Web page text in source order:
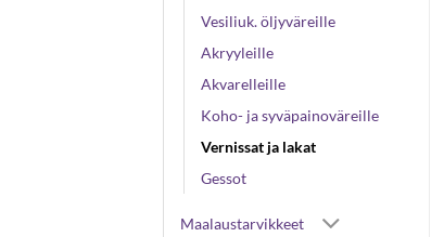
Vesiliuk. öljyväreille
Akryyleille
Akvarelleille
Koho- ja syväpainoväreille
Vernissat ja lakat
Gessot
Maalaustarvikkeet